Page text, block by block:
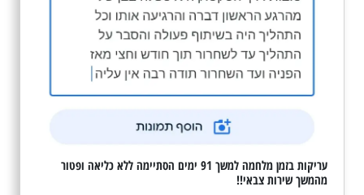
עריקות בזמן מלחמה למשך 91 ימים הסתיימה ללא כליאה ופטור
מהמשך שירות צבאי!!